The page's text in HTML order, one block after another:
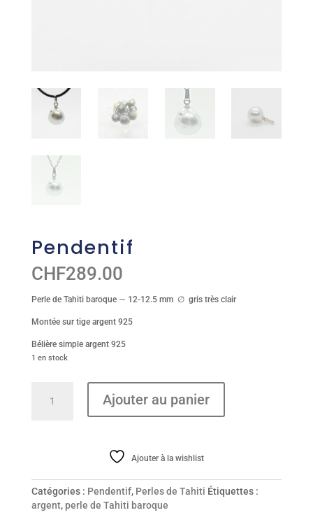
Pendentif
CHF289.00
Perle de Tahiti baroque ∼ 12-12.5 mm ∅ gris très clair
Montée sur tige argent 925
Bélière simple argent 925
1 en stock
Ajouter au panier
Ajouter à la wishlist
Catégories : Pendentif, Perles de Tahiti Étiquettes :
argent, perle de Tahiti baroque